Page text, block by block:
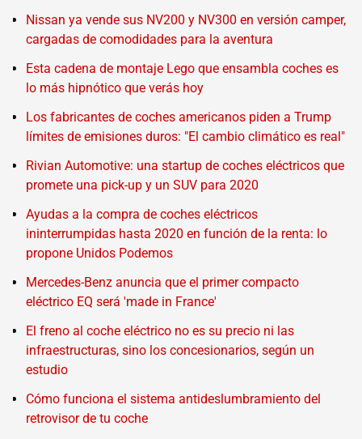
Nissan ya vende sus NV200 y NV300 en versión camper,
cargadas de comodidades para la aventura
Esta cadena de montaje Lego que ensambla coches es
lo más hipnótico que verás hoy
Los fabricantes de coches americanos piden a Trump
límites de emisiones duros: "El cambio climático es real"
Rivian Automotive: una startup de coches eléctricos que
promete una pick-up y un SUV para 2020
Ayudas a la compra de coches eléctricos
ininterrumpidas hasta 2020 en función de la renta: lo
propone Unidos Podemos
Mercedes-Benz anuncia que el primer compacto
eléctrico EQ será 'made in France'
El freno al coche eléctrico no es su precio ni las
infraestructuras, sino los concesionarios, según un
estudio
Cómo funciona el sistema antideslumbramiento del
retrovisor de tu coche